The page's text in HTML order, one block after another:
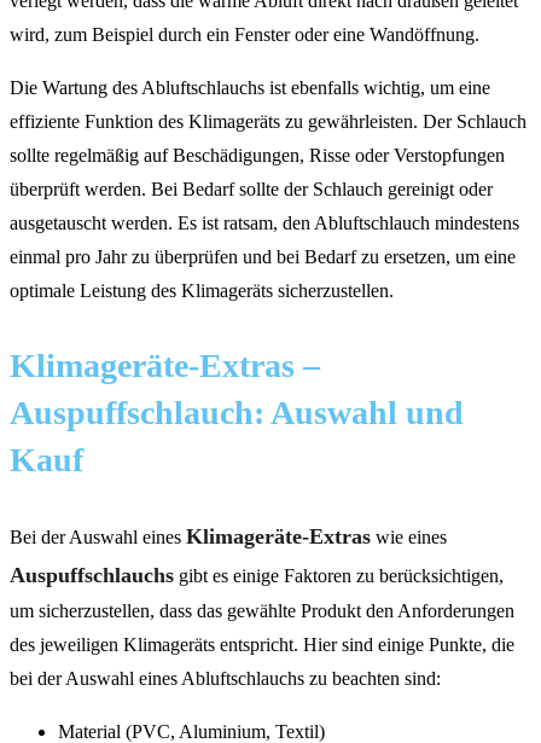
wird, zum Beispiel durch ein Fenster oder eine Wandöffnung.
Die Wartung des Abluftschlauchs ist ebenfalls wichtig, um eine
effiziente Funktion des Klimageräts zu gewährleisten. Der Schlauch
sollte regelmäßig auf Beschädigungen, Risse oder Verstopfungen
überprüft werden. Bei Bedarf sollte der Schlauch gereinigt oder
ausgetauscht werden. Es ist ratsam, den Abluftschlauch mindestens
einmal pro Jahr zu überprüfen und bei Bedarf zu ersetzen, um eine
optimale Leistung des Klimageräts sicherzustellen.
Klimageräte-Extras –
Auspuffschlauch: Auswahl und
Kauf
Bei der Auswahl eines Klimageräte-Extras wie eines
Auspuffschlauchs gibt es einige Faktoren zu berücksichtigen,
um sicherzustellen, dass das gewählte Produkt den Anforderungen
des jeweiligen Klimageräts entspricht. Hier sind einige Punkte, die
bei der Auswahl eines Abluftschlauchs zu beachten sind:
Material (PVC, Aluminium, Textil)